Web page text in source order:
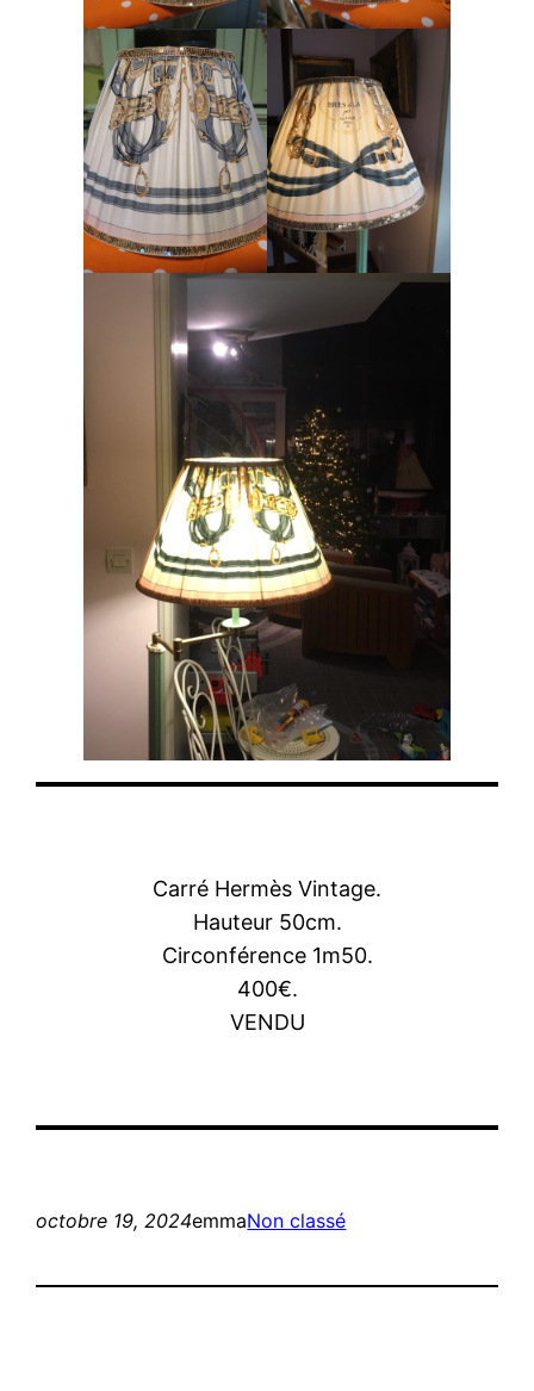
Carré Hermès Vintage.
Hauteur 50cm.
Circonférence 1m50.
400€.
VENDU
octobre 19, 2024emmaNon classé